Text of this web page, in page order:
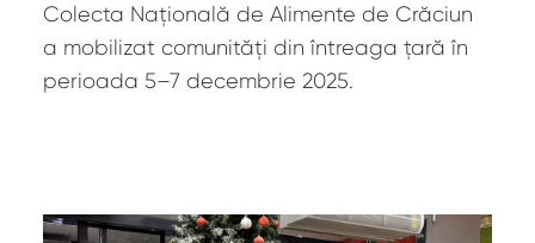
Colecta Națională de Alimente de Crăciun
a mobilizat comunități din întreaga țară în
perioada 5–7 decembrie 2025.